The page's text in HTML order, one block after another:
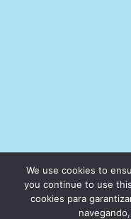
We use cookies to
you continue to use
cookies para